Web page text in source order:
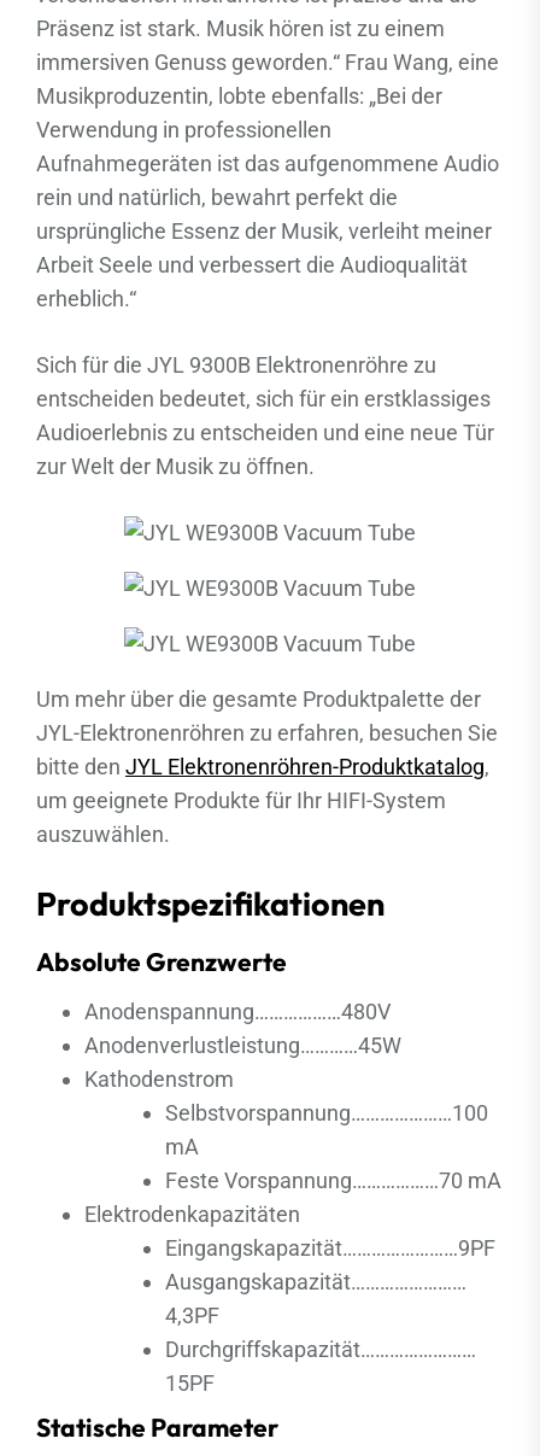
Präsenz ist stark. Musik hören ist zu einem
immersiven Genuss geworden.“ Frau Wang, eine
Musikproduzentin, lobte ebenfalls: „Bei der
Verwendung in professionellen
Aufnahmegeräten ist das aufgenommene Audio
rein und natürlich, bewahrt perfekt die
ursprüngliche Essenz der Musik, verleiht meiner
Arbeit Seele und verbessert die Audioqualität
erheblich.“
Sich für die JYL 9300B Elektronenröhre zu
entscheiden bedeutet, sich für ein erstklassiges
Audioerlebnis zu entscheiden und eine neue Tür
zur Welt der Musik zu öffnen.
Um mehr über die gesamte Produktpalette der
JYL-Elektronenröhren zu erfahren, besuchen Sie
bitte den JYL Elektronenröhren-Produktkatalog,
um geeignete Produkte für Ihr HIFI-System
auszuwählen.
Produktspezifikationen
Absolute Grenzwerte
Anodenspannung………………480V
Anodenverlustleistung…………45W
Kathodenstrom
Selbstvorspannung…………………100
mA
Feste Vorspannung………………70 mA
Elektrodenkapazitäten
Eingangskapazität……………………9PF
Ausgangskapazität……………………
4,3PF
Durchgriffskapazität……………………
15PF
Statische Parameter